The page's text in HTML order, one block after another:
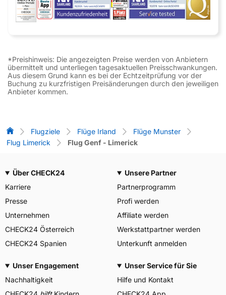
*Preishinweis: Die angezeigten Preise werden von Anbietern
übermittelt und unterliegen tagesaktuellen Preisschwankungen.
Aus diesem Grund kann es bei der Echtzeitprüfung vor der
Buchung zu kurzfristigen Preisänderungen durch den jeweiligen
Anbieter kommen.
Flug-Vergleich
Flugziele Flüge Irland
Flüge Munster
Flug Limerick
Flug Genf - Limerick
Über CHECK24
Karriere
Presse
Unternehmen
CHECK24 Österreich
CHECK24 Spanien
Unsere Partner
Partnerprogramm
Profi werden
Affiliate werden
Werkstattpartner werden
Unterkunft anmelden
Unser Engagement
Nachhaltigkeit
Unser Service für Sie
Hilfe und Kontakt